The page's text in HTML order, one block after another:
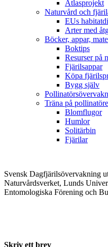
Atlasprojekt
Naturvård och
EUs
Arter med
Böcker, appar,
Boktips
Resurser på
Fjärilsappar
Köpa
Bygg själv
Träna på
Blomflugor
Humlor
Solitärbin
Fjärilar
Svensk Dagfjärilsövervakning
Naturvårdsverket, Lunds
Entomologiska Förening och
Skriv ett brev